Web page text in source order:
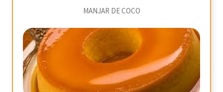
MANJAR DE COCO